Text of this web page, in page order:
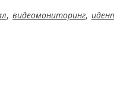
, видеомониторинг,